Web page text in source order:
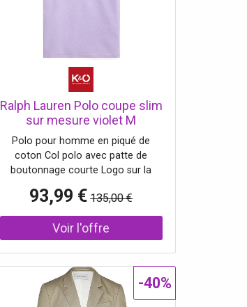
Ralph Lauren Polo coupe slim
sur mesure violet M
Polo pour homme en piqué de
coton Col polo avec patte de
boutonnage courte Logo sur la
Coupe slim Nom de la couleur :
Powder Purple Composition : 95 %
coton, 5 % élasthanne
93,99 € 135,00 €
-40%